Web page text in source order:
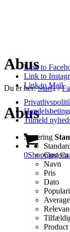
Link to
Link to
Link to Mail
Tilmeld
0Shopping
Abus
Du er her: Start1 /
Abus
Sortering
Custom
Navn
Pris
Dato